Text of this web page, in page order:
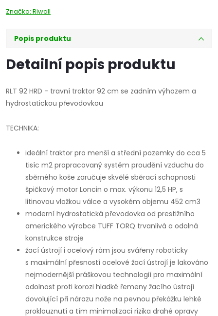
Značka: Riwall
Popis produktu
Detailní popis produktu
RLT 92 HRD - travní traktor 92 cm se zadním výhozem a
hydrostatickou převodovkou
TECHNIKA:
ideální traktor pro menší a střední pozemky do cca 5
tisíc m2 propracovaný systém proudění vzduchu do
sběrného koše zaručuje skvělé sběrací schopnosti
špičkový motor Loncin o max. výkonu 12,5 HP, s
litinovou vložkou válce a vysokém objemu 452 cm3
moderní hydrostatická převodovka od prestižního
amerického výrobce TUFF TORQ trvanlivá a odolná
konstrukce stroje
žací ústrojí i ocelový rám jsou svářeny roboticky
s maximální přesností ocelové žací ústrojí je lakováno
nejmodernější práškovou technologií pro maximální
odolnost proti korozi hladké řemeny žacího ústrojí
dovolující při nárazu nože na pevnou překážku lehké
proklouznutí a tím minimalizaci rizika drahé opravy